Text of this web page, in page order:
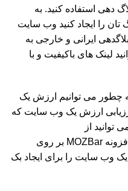
دهی استفاده کنید. به
تان را ایجاد کنید وب سایت
ایرانی و خارجی به
لینک های باکیفیت و با
چطور می توانیم ارزش یک
ارزش یک وب سایت که
توانید از
استفاده کنید. با نصب افزونه MOZBar بر روی
وب سایت را برای ایجاد بک